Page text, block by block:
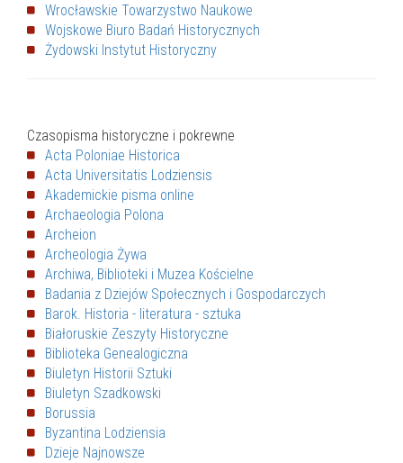
Wrocławskie Towarzystwo Naukowe
Wojskowe Biuro Badań Historycznych
Żydowski Instytut Historyczny
Czasopisma historyczne i pokrewne
Acta Poloniae Historica
Acta Universitatis Lodziensis
Akademickie pisma online
Archaeologia Polona
Archeion
Archeologia Żywa
Archiwa, Biblioteki i Muzea Kościelne
Badania z Dziejów Społecznych i Gospodarczych
Barok. Historia - literatura - sztuka
Białoruskie Zeszyty Historyczne
Biblioteka Genealogiczna
Biuletyn Historii Sztuki
Biuletyn Szadkowski
Borussia
Byzantina Lodziensia
Dzieje Najnowsze